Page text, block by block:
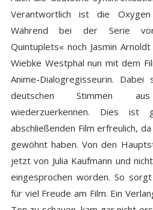
Verantwortlich ist die
Während bei der Serie
Quintuplets« noch Jasmin
Wiebke Westphal nun mit dem
Anime-Dialogregisseurin.
deutschen Stimmen
wiederzuerkennen. Dies
abschließenden Film erfreulich,
gewöhnt haben. Von den
jetzt von Julia Kaufmann und
eingesprochen worden. So
für viel Freude am Film. Ein